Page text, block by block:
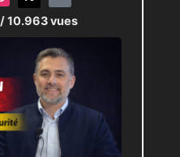
/ 10.963 vues